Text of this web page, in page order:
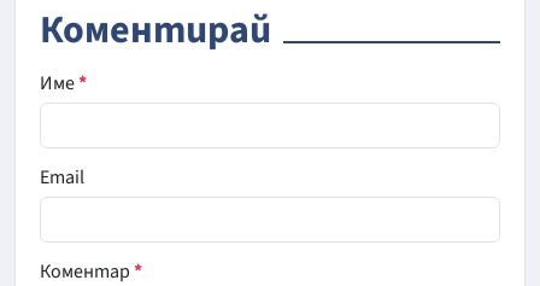
Коментирай
Име*
Email
Коментар*